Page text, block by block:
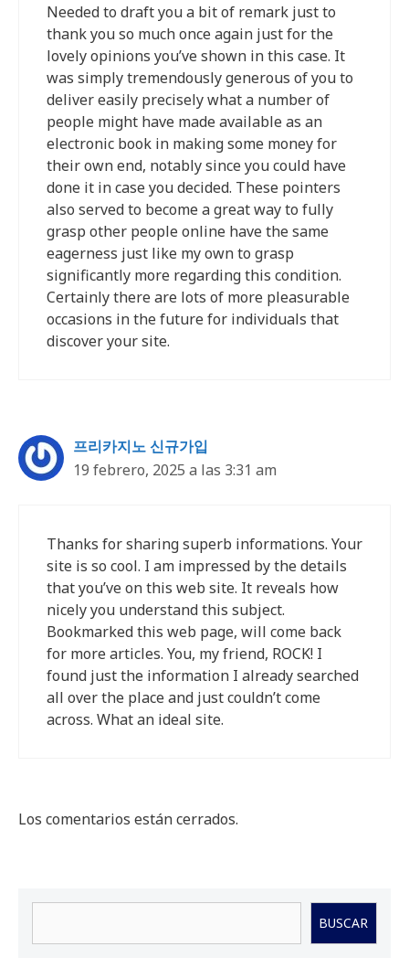
Needed to draft you a bit of remark just to
thank you so much once again just for the
lovely opinions you’ve shown in this case. It
was simply tremendously generous of you to
deliver easily precisely what a number of
people might have made available as an
electronic book in making some money for
their own end, notably since you could have
done it in case you decided. These pointers
also served to become a great way to fully
grasp other people online have the same
eagerness just like my own to grasp
significantly more regarding this condition.
Certainly there are lots of more pleasurable
occasions in the future for individuals that
discover your site.
프리카지노 신규가입
19 febrero, 2025 a las 3:31 am
Thanks for sharing superb informations. Your
site is so cool. I am impressed by the details
that you’ve on this web site. It reveals how
nicely you understand this subject.
Bookmarked this web page, will come back
for more articles. You, my friend, ROCK! I
found just the information I already searched
all over the place and just couldn’t come
across. What an ideal site.
Los comentarios están cerrados.
BUSCAR